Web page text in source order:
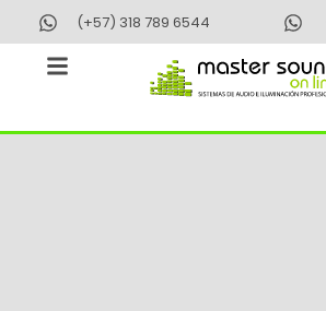
contenido
(+57) 318 789 6544